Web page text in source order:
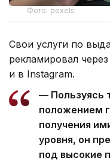
Фото: pexels
Свои услуги по
рекламировал
и в Instagram.
— Пользуясь
положением
получения
уровня, он
под высокие